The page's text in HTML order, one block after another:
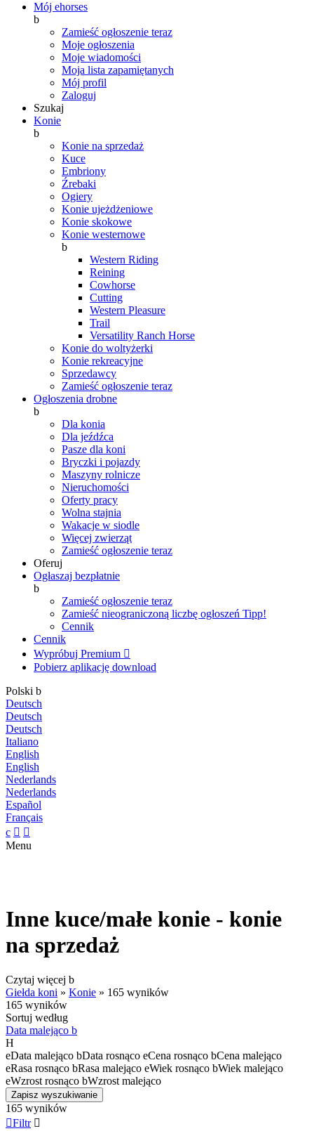
Mój ehorses
b
Zamieść ogłoszenie teraz
Moje ogłoszenia
Moje wiadomości
Moja lista zapamiętanych
Mój profil
Zaloguj
Szukaj
Konie
b
Konie na sprzedaż
Kuce
Embriony
Źrebaki
Ogiery
Konie ujeżdżeniowe
Konie skokowe
Konie westernowe
b
Western Riding
Reining
Cowhorse
Cutting
Western Pleasure
Trail
Versatility Ranch Horse
Konie do woltyżerki
Konie rekreacyjne
Sprzedawcy
Zamieść ogłoszenie teraz
Ogłoszenia drobne
b
Dla konia
Dla jeźdźca
Pasze dla koni
Bryczki i pojazdy
Maszyny rolnicze
Nieruchomości
Oferty pracy
Wolna stajnia
Wakacje w siodle
Więcej zwierząt
Zamieść ogłoszenie teraz
Oferuj
Ogłaszaj bezpłatnie
b
Zamieść ogłoszenie teraz
Zamieść nieograniczoną liczbę ogłoszeń Tipp!
Cennik
Cennik
Wypróbuj Premium 
Pobierz aplikację download
Polski b
Deutsch
Deutsch
Deutsch
Italiano
English
English
Nederlands
Nederlands
Español
Français
c  
Menu
Inne kuce/małe konie - konie
na sprzedaż
Czytaj więcej b
Giełda koni » Konie » 165 wyników
165 wyników
Sortuj według
Data malejąco b
H
eData malejąco bData rosnąco eCena rosnąco bCena malejąco
eRasa rosnąco bRasa malejąco eWiek rosnąco bWiek malejąco
eWzrost rosnąco bWzrost malejąco
Zapisz wyszukiwanie
165 wyników
Filtr 